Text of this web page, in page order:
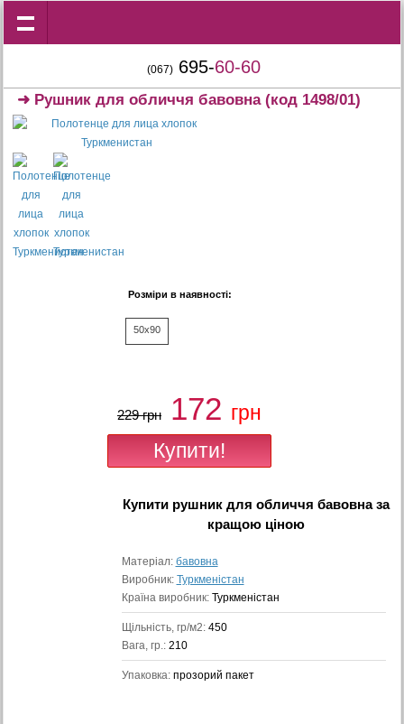
(067) 695-60-60
➜ Рушник для обличчя бавовна(код 1498/01)
Розміри в наявності:
50x90
229 грн 172 грн
Купити рушник для обличчя бавовназа
кращою ціною
Матеріал: бавовна
Виробник: Туркменістан
Країна виробник: Туркменістан
Щільність, гр/м2: 450
Вага, гр.: 210
Упаковка: прозорий пакет